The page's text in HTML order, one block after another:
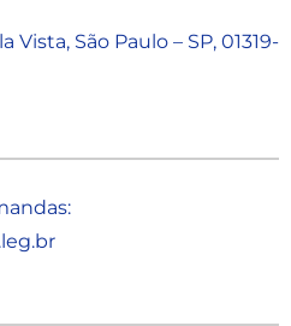
Vista, São Paulo – SP, 01319-
r